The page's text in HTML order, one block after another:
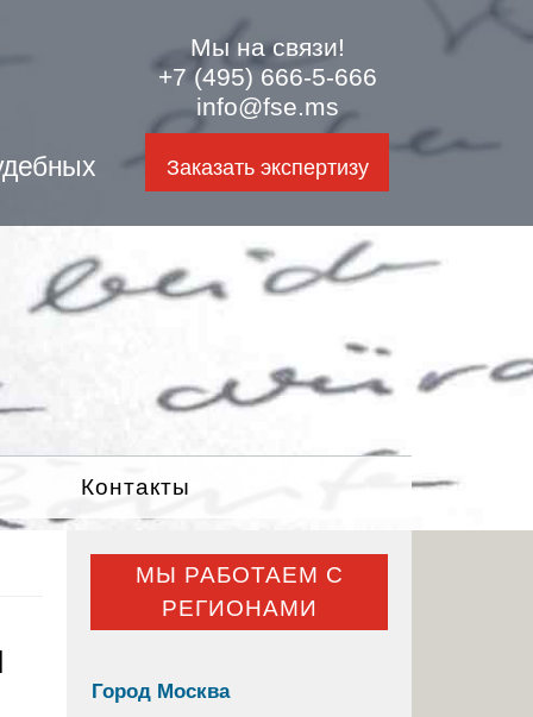
Мы на связи!
+7 (495) 666-5-666
info@fse.ms
Заказать экспертизу
Контакты
МЫ РАБОТАЕМ С
РЕГИОНАМИ
Город Москва